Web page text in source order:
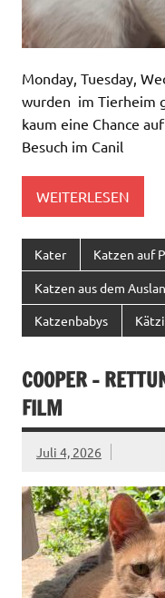
Monday, Tuesday,
wurden im Tierheim
kaum eine Chance
Besuch im Canil
WEITERLESEN
Kater Katzen auf
Katzen aus dem
Katzenbabys
COOPER –
FILM
Juli 4, 2026